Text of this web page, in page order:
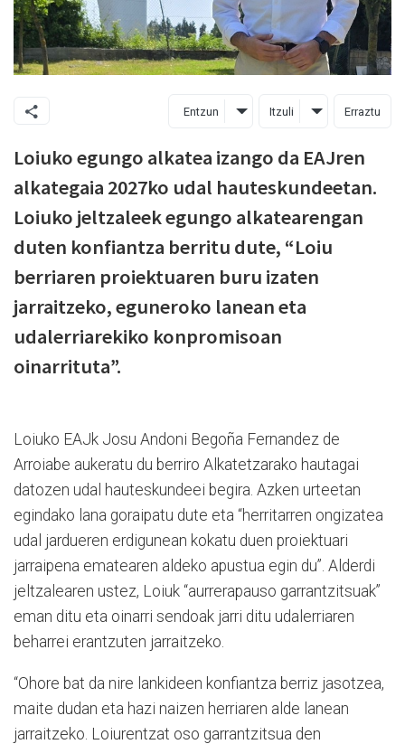
Entzun Itzuli Erraztu
Loiuko egungo alkatea izango da EAJren
alkategaia 2027ko udal hauteskundeetan.
Loiuko jeltzaleek egungo alkatearengan
duten konfiantza berritu dute, “Loiu
berriaren proiektuaren buru izaten
jarraitzeko, eguneroko lanean eta
udalerriarekiko konpromisoan
oinarrituta”.
Loiuko EAJk Josu Andoni Begoña Fernandez de
Arroiabe aukeratu du berriro Alkatetzarako hautagai
datozen udal hauteskundeei begira. Azken urteetan
egindako lana goraipatu dute eta “herritarren ongizatea
udal jardueren erdigunean kokatu duen proiektuari
jarraipena ematearen aldeko apustua egin du”. Alderdi
jeltzalearen ustez, Loiuk “aurrerapauso garrantzitsuak”
eman ditu eta oinarri sendoak jarri ditu udalerriaren
beharrei erantzuten jarraitzeko.
“Ohore bat da nire lankideen konfiantza berriz jasotzea,
maite dudan eta hazi naizen herriaren alde lanean
jarraitzeko. Loiurentzat oso garrantzitsua den